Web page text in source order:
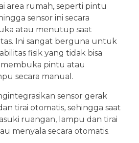
area rumah, seperti pintu
sensor ini secara
atau menutup saat
Ini sangat berguna untuk
fisik yang tidak bisa
pintu atau
secara manual.
sensor gerak
tirai otomatis, sehingga saat
ruangan, lampu dan tirai
menyala secara otomatis.